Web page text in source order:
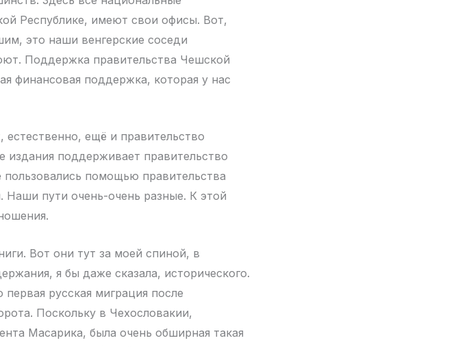
Республике, имеют свои офисы. Вот,
это наши венгерские соседи
Поддержка правительства Чешской
финансовая поддержка, которая у нас
ещё и правительство
поддерживает правительство
помощью правительства
Наши пути очень-очень разные. К этой
Вот они тут за моей спиной, в
я бы даже сказала, исторического.
русская миграция после
Поскольку в Чехословакии,
Масарика, была очень обширная такая